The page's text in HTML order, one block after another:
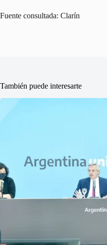
Fuente consultada: Clarín
También puede interesarte